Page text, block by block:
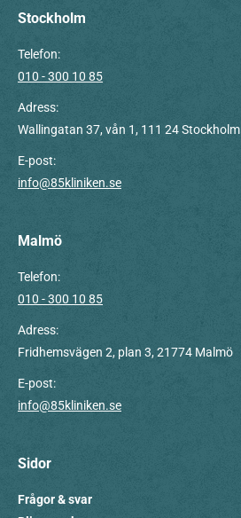
opens
new
window
opens
new
window
opens
window
Stockholm
Telefon:
010 - 300 10 85
Adress:
Wallingatan 37, vån 1, 111 24 Stockholm
E-post:
info@85kliniken.se
Malmö
Telefon:
010 - 300 10 85
Adress:
Fridhemsvägen 2, plan 3, 21774 Malmö
E-post:
info@85kliniken.se
Sidor
Frågor & svar